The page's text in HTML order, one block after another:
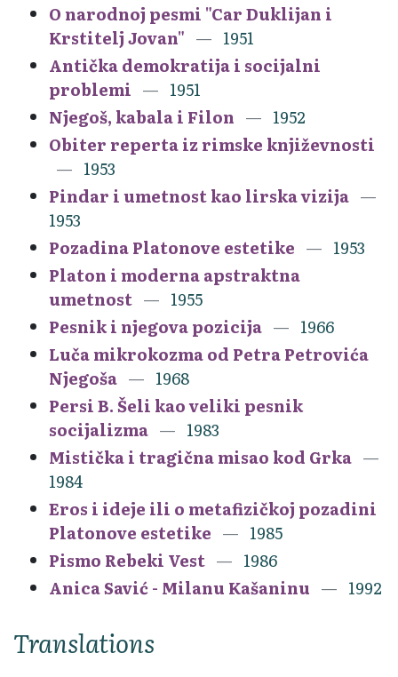
O narodnoj pesmi "Car Duklijan i
Krstitelj Jovan"
1951
Antička demokratija i socijalni
problemi
1951
Njegoš, kabala i Filon
1952
Obiter reperta iz rimske književnosti
1953
Pindar i umetnost kao lirska vizija
1953
Pozadina Platonove estetike
1953
Platon i moderna apstraktna
umetnost
1955
Pesnik i njegova pozicija
1966
Luča mikrokozma od Petra Petrovića
Njegoša
1968
Persi B. Šeli kao veliki pesnik
socijalizma
1983
Mistička i tragična misao kod Grka
1984
Eros i ideje ili o metafizičkoj pozadini
Platonove estetike
1985
Pismo Rebeki Vest
1986
Anica Savić - Milanu Kašaninu
1992
Translations